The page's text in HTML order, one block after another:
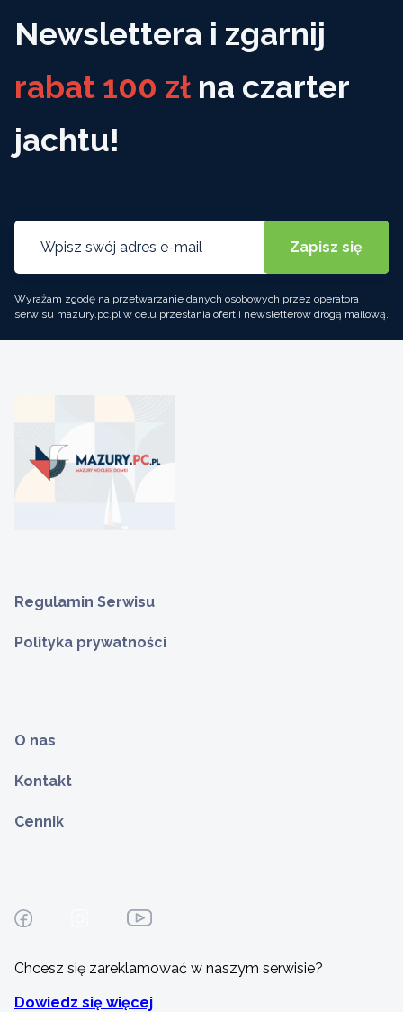
Newslettera i zgarnij
rabat 100 zł na czarter
jachtu!
Wyrażam zgodę na przetwarzanie danych osobowych przez operatora
serwisu mazury.pc.pl w celu przesłania ofert i newsletterów drogą mailową.
Regulamin Serwisu
Polityka prywatności
O nas
Kontakt
Cennik
Chcesz się zareklamować w naszym serwisie?
Dowiedz się więcej